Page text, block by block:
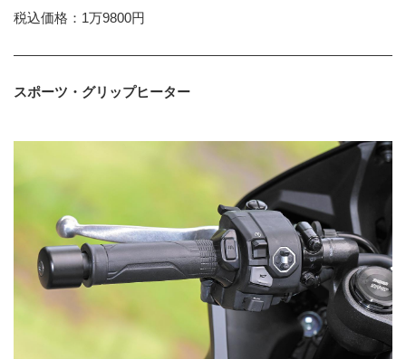
税込価格：1万9800円
スポーツ・グリップヒーター